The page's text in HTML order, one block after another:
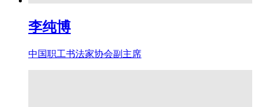
李纯博
中国职工书法家协会副主席